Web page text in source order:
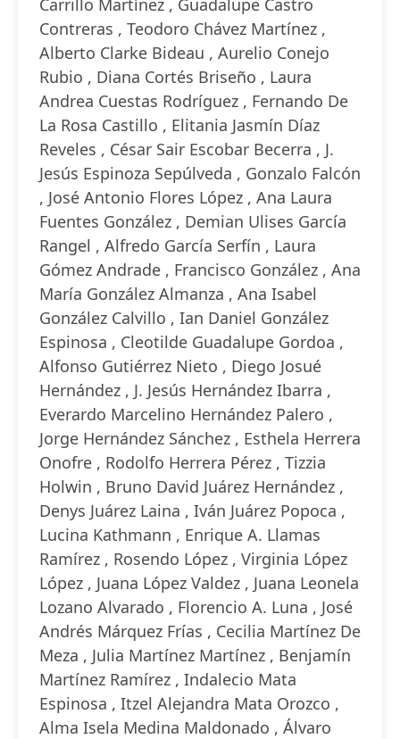
Carrillo Martínez , Guadalupe Castro
Contreras , Teodoro Chávez Martínez ,
Alberto Clarke Bideau , Aurelio Conejo
Rubio , Diana Cortés Briseño , Laura
Andrea Cuestas Rodríguez , Fernando De
La Rosa Castillo , Elitania Jasmín Díaz
Reveles , César Sair Escobar Becerra , J.
Jesús Espinoza Sepúlveda , Gonzalo Falcón
, José Antonio Flores López , Ana Laura
Fuentes González , Demian Ulises García
Rangel , Alfredo García Serfín , Laura
Gómez Andrade , Francisco González , Ana
María González Almanza , Ana Isabel
González Calvillo , Ian Daniel González
Espinosa , Cleotilde Guadalupe Gordoa ,
Alfonso Gutiérrez Nieto , Diego Josué
Hernández , J. Jesús Hernández Ibarra ,
Everardo Marcelino Hernández Palero ,
Jorge Hernández Sánchez , Esthela Herrera
Onofre , Rodolfo Herrera Pérez , Tizzia
Holwin , Bruno David Juárez Hernández ,
Denys Juárez Laina , Iván Juárez Popoca ,
Lucina Kathmann , Enrique A. Llamas
Ramírez , Rosendo López , Virginia López
López , Juana López Valdez , Juana Leonela
Lozano Alvarado , Florencio A. Luna , José
Andrés Márquez Frías , Cecilia Martínez De
Meza , Julia Martínez Martínez , Benjamín
Martínez Ramírez , Indalecio Mata
Espinosa , Itzel Alejandra Mata Orozco ,
Alma Isela Medina Maldonado , Álvaro